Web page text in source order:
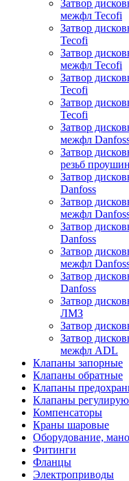
Затвор
межфл Tecofi
Затвор
Tecofi
Затвор
межфл Tecofi
Затвор
Tecofi
Затвор
Tecofi
Затвор
межфл
Затвор
резьб
Затвор
Danfoss
Затвор
межфл
Затвор
Danfoss
Затвор
межфл
Затвор
Danfoss
Затвор
ЛМЗ
Затвор
Затвор
межфл ADL
Клапаны запорные
Клапаны обратные
Клапаны
Клапаны
Компенсаторы
Краны шаровые
Оборудование,
Фитинги
Фланцы
Электроприводы